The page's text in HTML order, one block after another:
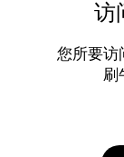
访
您所要访
刷